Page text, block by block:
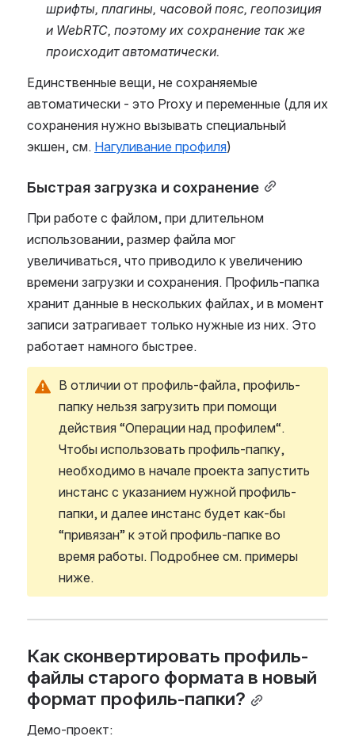
шрифты, плагины, часовой пояс, геопозиция
и WebRTC, поэтому их сохранение так же
происходит автоматически.
Единственные вещи, не сохраняемые
автоматически - это Proxy и переменные (для их
сохранения нужно вызывать специальный
экшен, см. Нагуливание профиля)
Быстрая загрузка и сохранение
При работе с файлом, при длительном
использовании, размер файла мог
увеличиваться, что приводило к увеличению
времени загрузки и сохранения. Профиль-папка
хранит данные в нескольких файлах, и в момент
записи затрагивает только нужные из них. Это
работает намного быстрее.
В отличии от профиль-файла, профиль-
папку нельзя загрузить при помощи
действия “Операции над профилем“.
Чтобы использовать профиль-папку,
необходимо в начале проекта запустить
инстанс с указанием нужной профиль-
папки, и далее инстанс будет как-бы
“привязан” к этой профиль-папке во
время работы. Подробнее см. примеры
ниже.
Как сконвертировать профиль-
файлы старого формата в новый
формат профиль-папки?
Демо-проект: